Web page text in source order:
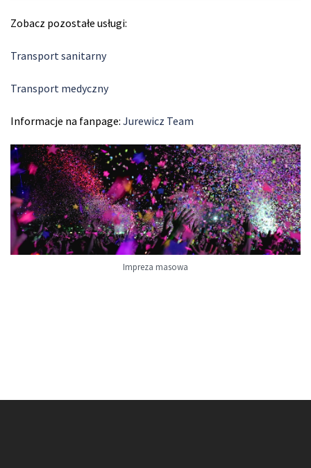
Zobacz pozostałe usługi:
Transport sanitarny
Transport medyczny
Informacje na fanpage: Jurewicz Team
Impreza masowa